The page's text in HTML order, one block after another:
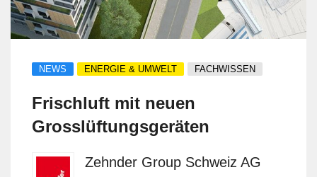
NEWS ENERGIE & UMWELT FACHWISSEN
Frischluft mit neuen
Grosslüftungsgeräten
Zehnder Group Schweiz AG